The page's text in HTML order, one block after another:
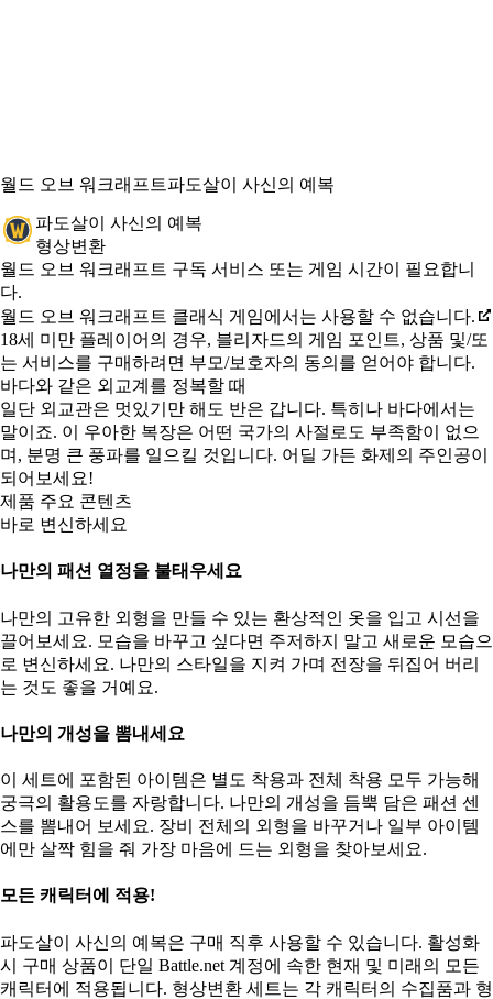
월드 오브 워크래프트파도살이 사신의 예복
파도살이 사신의 예복
형상변환
가격
Available actions
월드 오브 워크래프트 구독 서비스 또는 게임 시간이 필요합니
다.
월드 오브 워크래프트 클래식 게임에서는 사용할 수 없습니다.
18세 미만 플레이어의 경우, 블리자드의 게임 포인트, 상품 및/또
는 서비스를 구매하려면 부모/보호자의 동의를 얻어야 합니다.
바다와 같은 외교계를 정복할 때
일단 외교관은 멋있기만 해도 반은 갑니다. 특히나 바다에서는
말이죠. 이 우아한 복장은 어떤 국가의 사절로도 부족함이 없으
며, 분명 큰 풍파를 일으킬 것입니다. 어딜 가든 화제의 주인공이
되어보세요!
제품 주요 콘텐츠
바로 변신하세요
나만의 패션 열정을 불태우세요
나만의 고유한 외형을 만들 수 있는 환상적인 옷을 입고 시선을
끌어보세요. 모습을 바꾸고 싶다면 주저하지 말고 새로운 모습으
로 변신하세요. 나만의 스타일을 지켜 가며 전장을 뒤집어 버리
는 것도 좋을 거예요.
나만의 개성을 뽐내세요
이 세트에 포함된 아이템은 별도 착용과 전체 착용 모두 가능해
궁극의 활용도를 자랑합니다. 나만의 개성을 듬뿍 담은 패션 센
스를 뽐내어 보세요. 장비 전체의 외형을 바꾸거나 일부 아이템
에만 살짝 힘을 줘 가장 마음에 드는 외형을 찾아보세요.
모든 캐릭터에 적용!
파도살이 사신의 예복은 구매 직후 사용할 수 있습니다. 활성화
시 구매 상품이 단일 Battle.net 계정에 속한 현재 및 미래의 모든
캐릭터에 적용됩니다. 형상변환 세트는 각 캐릭터의 수집품과 형